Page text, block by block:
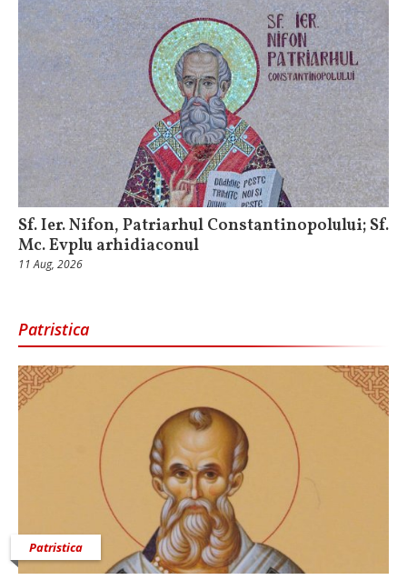
Sf. Ier. Nifon, Patriarhul Constantinopolului; Sf.
Mc. Evplu arhidiaconul
11 Aug, 2026
Patristica
Patristica